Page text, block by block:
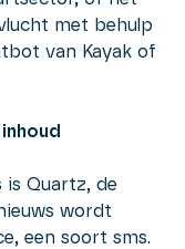
met behulp
van Kayak of
is Quartz, de
wordt
een soort sms.